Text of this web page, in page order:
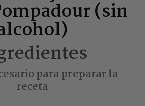
(sin
para preparar la
receta